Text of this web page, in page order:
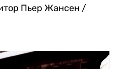
Пьер Жансен /